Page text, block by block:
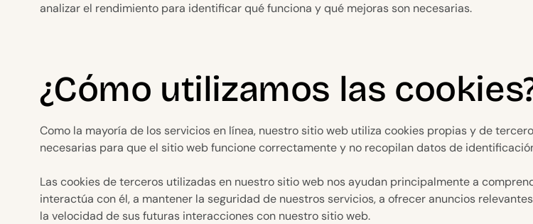
analizar el rendimiento para identificar qué funciona y qué mejoras son necesarias.
¿Cómo utilizamos las
Como la mayoría de los servicios en línea, nuestro sitio web utiliza cookies propias y de
necesarias para que el sitio web funcione correctamente y no recopilan datos de
Las cookies de terceros utilizadas en nuestro sitio web nos ayudan principalmente a
interactúa con él, a mantener la seguridad de nuestros servicios, a ofrecer anuncios
la velocidad de sus futuras interacciones con nuestro sitio web.